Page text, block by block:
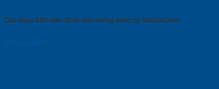
Cửa nhựa ABS Hàn Quốc siêu chống nước tại SaiGonDoor
09/12/2024